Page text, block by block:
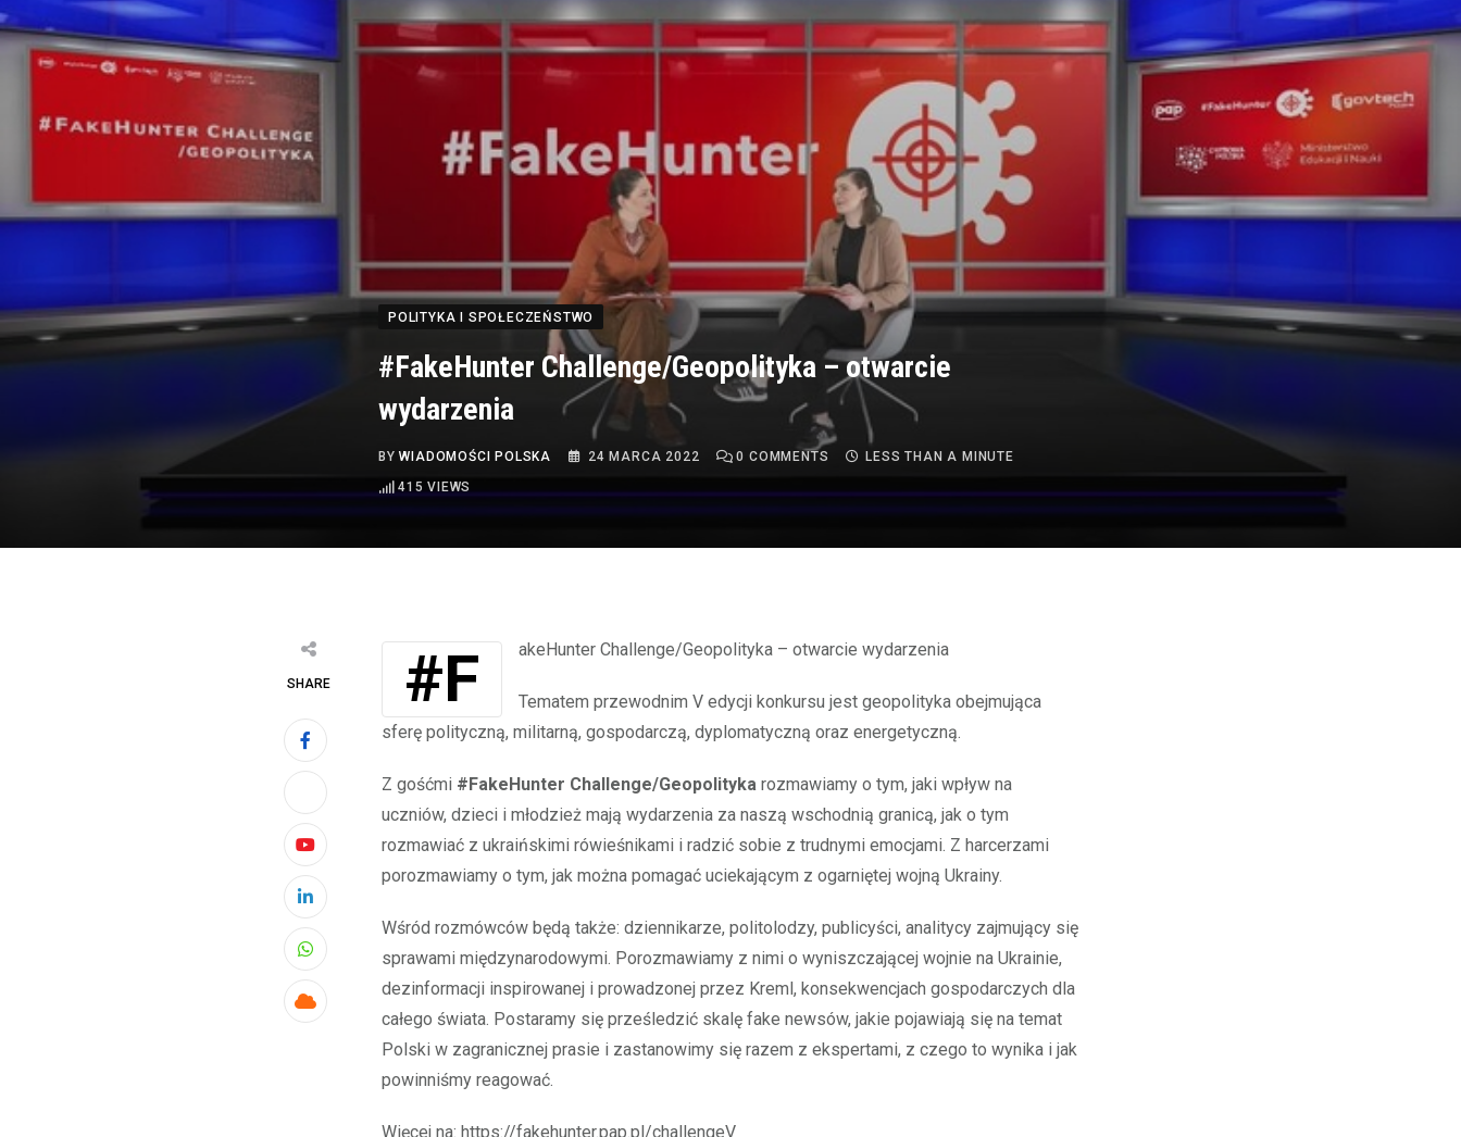
POLITYKA I SPOŁECZEŃSTWO
#FakeHunter Challenge/Geopolityka – otwarcie
wydarzenia
BYWIADOMOŚCI POLSKA 24 MARCA 2022 0 COMMENTS
LESS THAN A MINUTE
415 VIEWS
SHARE
Youtube
LinkedIn
Whatsapp
Cloud
#FakeHunter Challenge/Geopolityka – otwarcie wydarzenia
Tematem przewodnim V edycji konkursu jest geopolityka obejmująca
sferę polityczną, militarną, gospodarczą, dyplomatyczną oraz energetyczną.
Z gośćmi #FakeHunter Challenge/Geopolityka rozmawiamy o tym, jaki wpływ na
uczniów, dzieci i młodzież mają wydarzenia za naszą wschodnią granicą, jak o tym
rozmawiać z ukraińskimi rówieśnikami i radzić sobie z trudnymi emocjami. Z harcerzami
porozmawiamy o tym, jak można pomagać uciekającym z ogarniętej wojną Ukrainy.
Wśród rozmówców będą także: dziennikarze, politolodzy, publicyści, analitycy zajmujący się
sprawami międzynarodowymi. Porozmawiamy z nimi o wyniszczającej wojnie na Ukrainie,
dezinformacji inspirowanej i prowadzonej przez Kreml, konsekwencjach gospodarczych dla
całego świata. Postaramy się prześledzić skalę fake newsów, jakie pojawiają się na temat
Polski w zagranicznej prasie i zastanowimy się razem z ekspertami, z czego to wynika i jak
powinniśmy reagować.
Więcej na: https://fakehunter.pap.pl/challengeV